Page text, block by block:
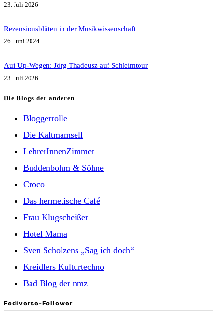
23. Juli 2026
Rezensionsblüten in der Musikwissenschaft
26. Juni 2024
Auf Up-Wegen: Jörg Thadeusz auf Schleimtour
23. Juli 2026
Die Blogs der anderen
Bloggerrolle
Die Kaltmamsell
LehrerInnenZimmer
Buddenbohm & Söhne
Croco
Das hermetische Café
Frau Klugscheißer
Hotel Mama
Sven Scholzens „Sag ich doch“
Kreidlers Kulturtechno
Bad Blog der nmz
Fediverse-Follower